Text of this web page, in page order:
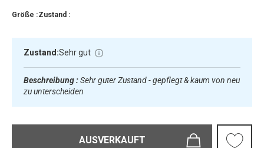
Größe :Zustand :
Zustand:Sehr gut
Beschreibung :Sehr guter Zustand - gepflegt & kaum von neu
zu unterscheiden
AUSVERKAUFT